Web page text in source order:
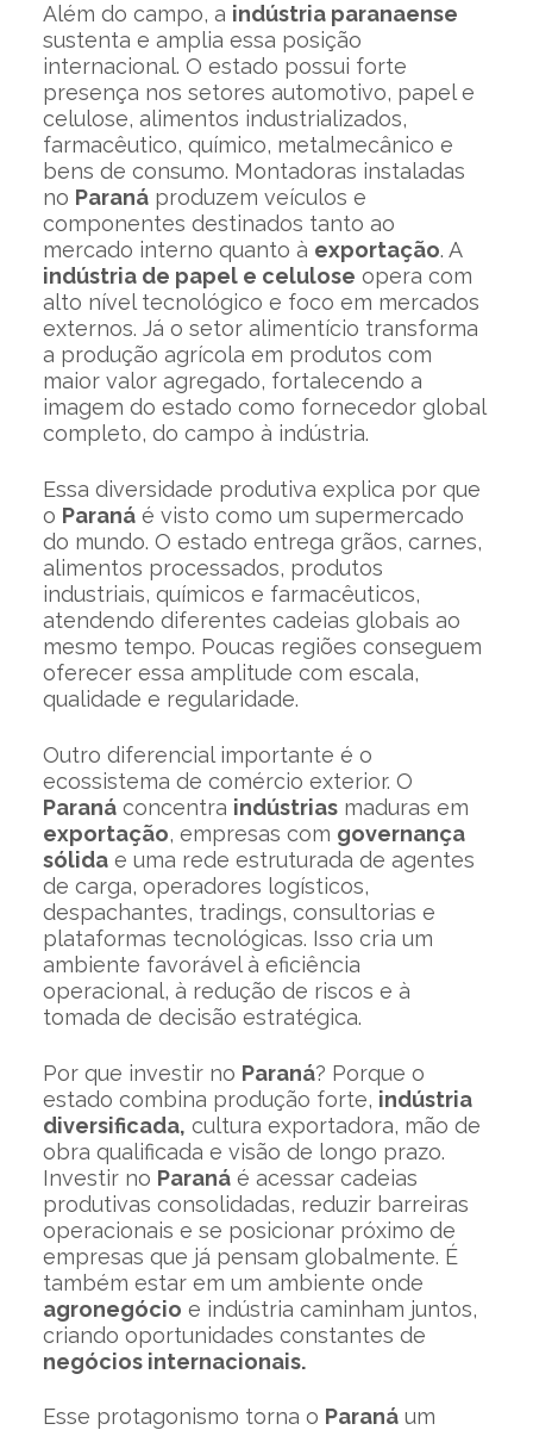
Além do campo, a indústria paranaense
sustenta e amplia essa posição
internacional. O estado possui forte
presença nos setores automotivo, papel e
celulose, alimentos industrializados,
farmacêutico, químico, metalmecânico e
bens de consumo. Montadoras instaladas
no Paranáproduzem veículos e
componentes destinados tanto ao
mercado interno quanto à exportação. A
indústria de papel e celulose opera com
alto nível tecnológico e foco em mercados
externos. Já o setor alimentício transforma
a produção agrícola em produtos com
maior valor agregado, fortalecendo a
imagem do estado como fornecedor global
completo, do campo à indústria.
Essa diversidade produtiva explica por que
o Paranáé visto como um supermercado
do mundo. O estado entrega grãos, carnes,
alimentos processados, produtos
industriais, químicos e farmacêuticos,
atendendo diferentes cadeias globais ao
mesmo tempo. Poucas regiões conseguem
oferecer essa amplitude com escala,
qualidade e regularidade.
Outro diferencial importante é o
ecossistema de comércio exterior. O
Paranáconcentra indústriasmaduras em
exportação, empresas com governança
sólidae uma rede estruturada de agentes
de carga, operadores logísticos,
despachantes, tradings, consultorias e
plataformas tecnológicas. Isso cria um
ambiente favorável à eficiência
operacional, à redução de riscos e à
tomada de decisão estratégica.
Por que investir no Paraná? Porque o
estado combina produção forte, indústria
diversificada, cultura exportadora, mão de
obra qualificada e visão de longo prazo.
Investir no Paranáé acessar cadeias
produtivas consolidadas, reduzir barreiras
operacionais e se posicionar próximo de
empresas que já pensam globalmente. É
também estar em um ambiente onde
agronegócio e indústria caminham juntos,
criando oportunidades constantes de
negócios internacionais.
Esse protagonismo torna o Paranáum